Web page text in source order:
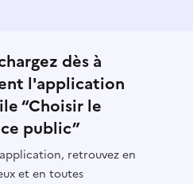
dès à
l'application
“Choisir le
public”
retrouvez en
et en toutes